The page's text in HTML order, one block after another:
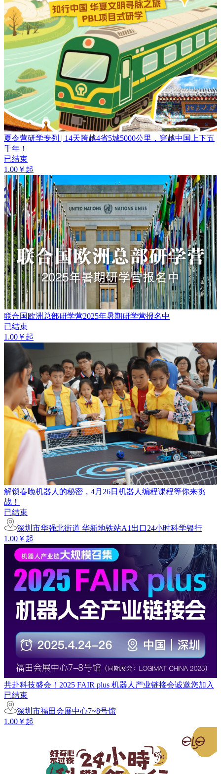
夏令营研学专列 | 14天跨越4省5城5000公里，穿越中国上下五
千年！
已结束
1.00￥起
联合国欧洲总部研学营2025年暑期研学营报名中
已结束
1.00￥起
解锁春晚机器人的秘密，4月26日机器人编程课程等你来挑
战！
已结束
深圳市华强北街道 华新地铁站A1出口24小时科学银行
1.00￥起
共赴科技盛会！2025 FAIR plus 机器人产业链接会诚邀您加入
已结束
深圳市福田会展中心7~8号馆
1.00￥起